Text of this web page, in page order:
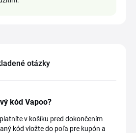
otázky
kód Vapoo?
v košíku pred dokončením
kód vložte do poľa pre kupón a